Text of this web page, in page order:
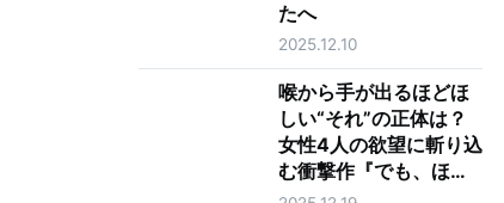
たへ
2025.12.10
喉から手が出るほどほ
しい“それ”の正体は？
女性4人の欲望に斬り込
む衝撃作『でも、ほし
い』山下紘加インタビ